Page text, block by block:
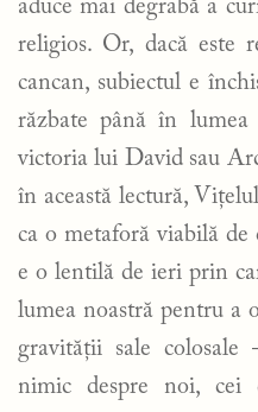
aduce mai degrabă a
religios. Or, dacă este
cancan, subiectul e
răzbate până în lumea
victoria lui David sau
în această lectură,
ca o metaforă viabilă de
e o lentilă de ieri prin
lumea noastră pentru a
gravității sale
nimic despre noi, cei